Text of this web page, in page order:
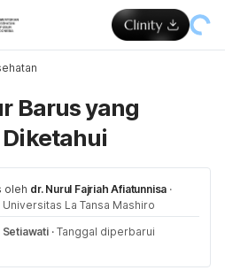
Barus yang
oleh dr. Nurul Fajriah Afiatunnisa ·
Universitas La Tansa Mashiro
Setiawati · Tanggal diperbarui